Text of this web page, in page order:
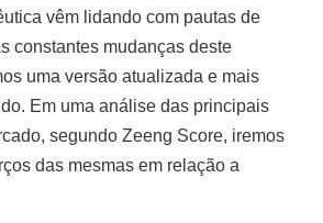
vêm lidando com pautas de
constantes mudanças deste
uma versão atualizada e mais
Em uma análise das principais
segundo Zeeng Score, iremos
das mesmas em relação a